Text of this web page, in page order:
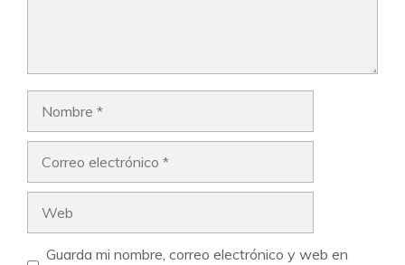
Guarda mi nombre, correo electrónico y web en